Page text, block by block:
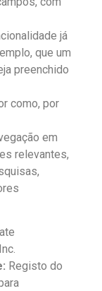
já
que um
preenchido
como, por
em
relevantes,
Registo do